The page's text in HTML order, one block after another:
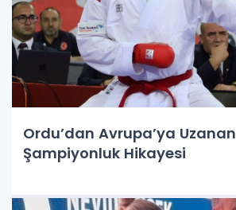
Ordu’dan Avrupa’ya Uzanan
Şampiyonluk Hikayesi